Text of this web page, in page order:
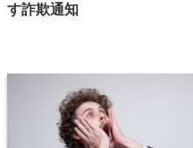
す詐欺通知